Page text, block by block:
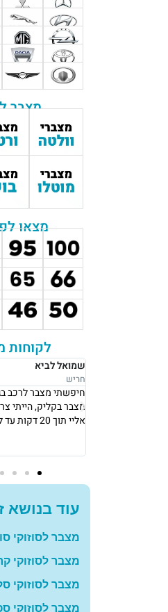
מצבר
מצאו
לקוחות
רבקה לוי
נתניה
אני גרה בנתניה, אני
אליי תוך 10
עוד בנושא
מצבר לסוזוקי
מצבר לסוזוקי
מצבר לסוזוקי
מצבר לסוזוקי